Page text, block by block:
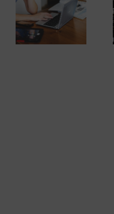
Es momento de
emprender. Darse